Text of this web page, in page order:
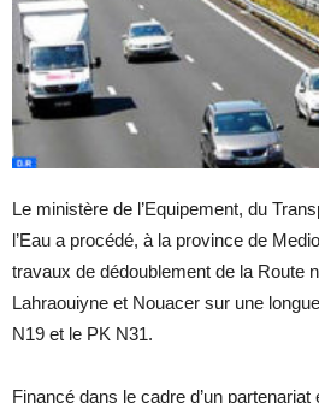
Le ministère de l’Equipement, du
l’Eau a procédé, à la province de
travaux de dédoublement de la Route
Lahraouiyne et Nouacer sur une
N19 et le PK N31.
Financé dans le cadre d’un